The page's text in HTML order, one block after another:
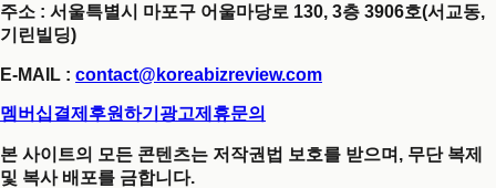
주소 : 서울특별시 마포구 어울마당로 130, 3층 3906호(서교동,
기린빌딩)
E-MAIL : contact@koreabizreview.com
멤버십결제 후원하기 광고제휴문의
본 사이트의 모든 콘텐츠는 저작권법 보호를 받으며, 무단 복제
및 복사 배포를 금합니다.